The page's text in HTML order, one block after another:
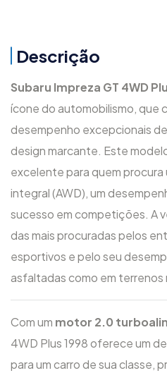
Descrição
Subaru Impreza GT 4WD
ícone do automobilismo, que
desempenho excepcionais
design marcante. Este
excelente para quem procura
integral (AWD), um
sucesso em competições. A
das mais procuradas pelos
esportivos e pelo seu
asfaltadas como em terrenos
Com um motor 2.0
4WD Plus 1998 oferece um
para um carro de sua classe,